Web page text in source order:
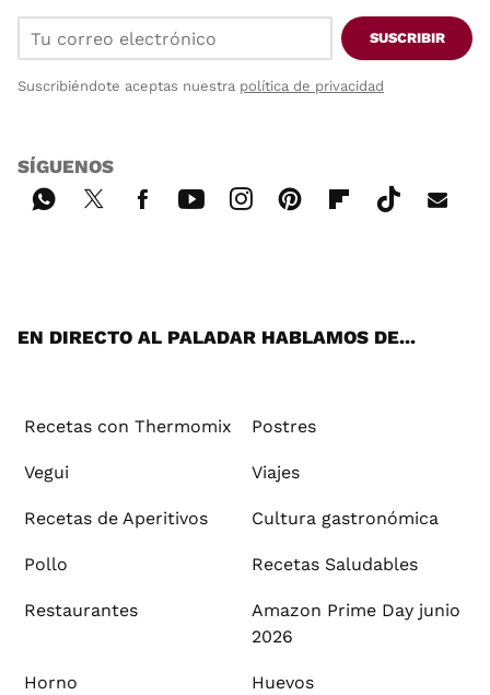
SUSCRIBIR
Suscribiéndote aceptas nuestra política de privacidad
SÍGUENOS
EN DIRECTO AL PALADAR HABLAMOS DE...
Recetas con Thermomix Postres
Vegui Viajes
Recetas de Aperitivos Cultura gastronómica
Pollo Recetas Saludables
Restaurantes
Amazon Prime Day junio
2026
Horno Huevos